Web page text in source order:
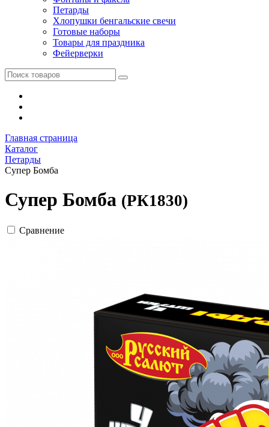
Петарды
Хлопушки бенгальские свечи
Готовые наборы
Товары для праздника
Фейерверки
Главная страница
Каталог
Петарды
Супер Бомба
Супер Бомба (РК1830)
Сравнение